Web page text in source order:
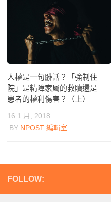
人權是一句髒話？「強制住
院」是精障家屬的救贖還是
患者的權利傷害？（上）
16 1 月, 2018
BY NPOST 編輯室
FOLLOW: